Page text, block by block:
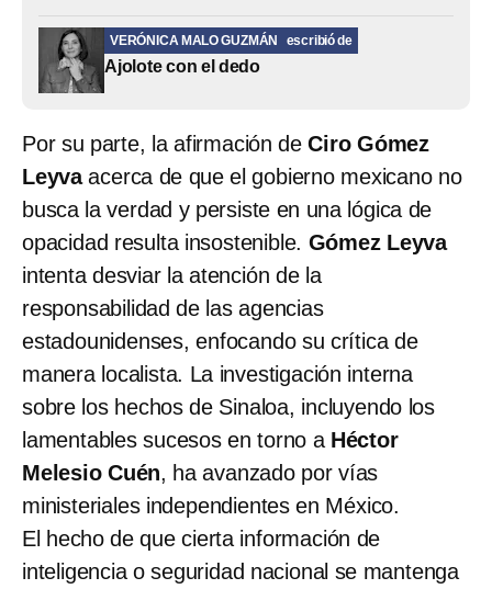
VERÓNICA MALO GUZMÁN escribió de
Ajolote con el dedo
Por su parte, la afirmación deCiro Gómez
Leyvaacerca de que el gobierno mexicano no
busca la verdad y persiste en una lógica de
opacidad resulta insostenible. Gómez Leyva
intenta desviar la atención de la
responsabilidad de las agencias
estadounidenses, enfocando su crítica de
manera localista. La investigación interna
sobre los hechos de Sinaloa, incluyendo los
lamentables sucesos en torno a Héctor
Melesio Cuén, ha avanzado por vías
ministeriales independientes en México.
El hecho de que cierta información de
inteligencia o seguridad nacional se mantenga